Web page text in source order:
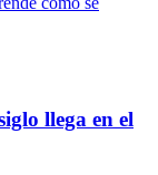
llega en el